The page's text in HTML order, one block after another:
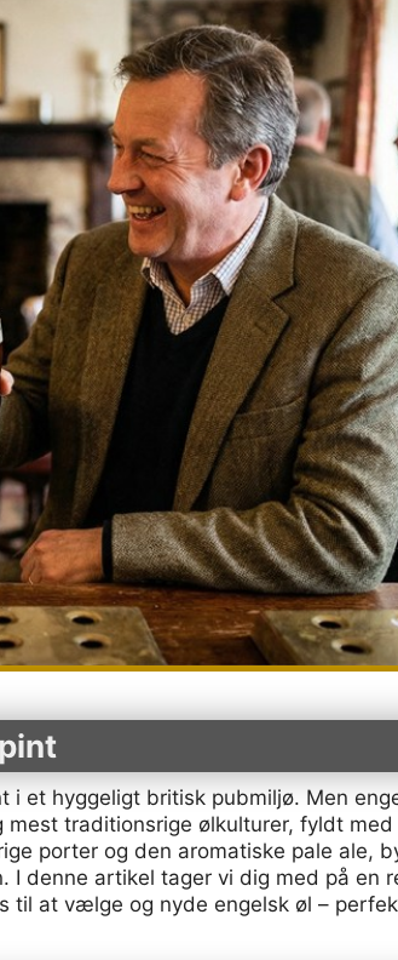
et hyggeligt britisk pubmiljø. Men
traditionsrige ølkulturer, fyldt med
porter og den aromatiske pale ale,
I denne artikel tager vi dig med på en
til at vælge og nyde engelsk øl –